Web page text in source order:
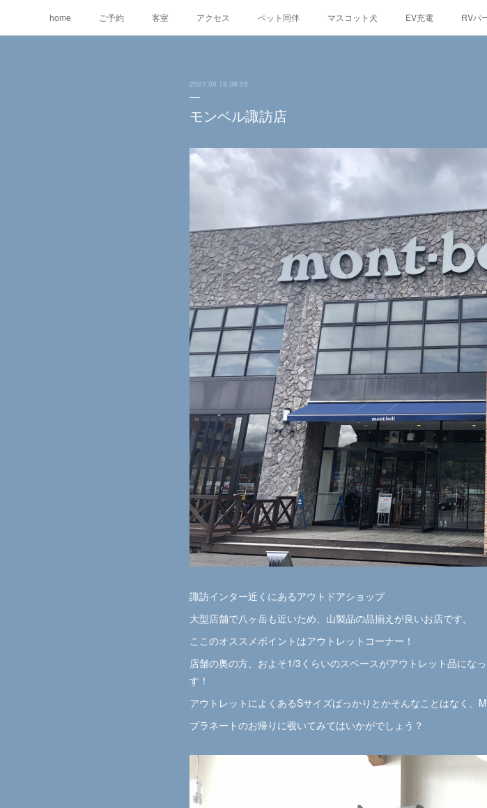
home ご予約 客室 アクセス ペット同伴 マスコット犬 EV充電 RVパ
2021.05.18 06:55
モンベル諏訪店
諏訪インター近くにあるアウトドアショップ
大型店舗で八ヶ岳も近いため、山製品の品揃えが良いお店です。
ここのオススメポイントはアウトレットコーナー！
店舗の奥の方、およそ1/3くらいのスペースがアウトレット品にな
す！
アウトレットによくあるSサイズばっかりとかそんなことはなく、
プラネートのお帰りに覗いてみてはいかがでしょう？